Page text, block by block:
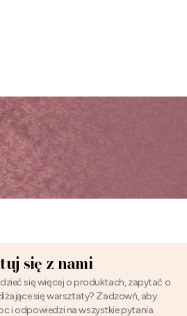
się z nami
się więcej o produktach, zapytać o
się warsztaty? Zadzowń, aby
i odpowiedzi na wszystkie pytania.